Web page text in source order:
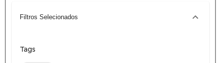
Filtros Selecionados
Tags